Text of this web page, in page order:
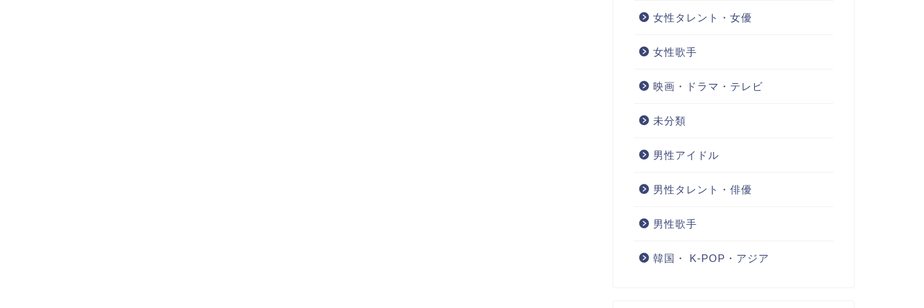
女性タレント・女優
女性歌手
映画・ドラマ・テレビ
未分類
男性アイドル
男性タレント・俳優
男性歌手
韓国・ K-POP・アジア